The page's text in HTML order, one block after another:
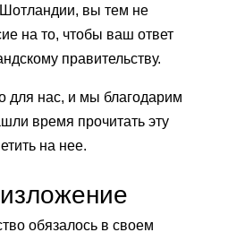
вы тем не
на то, чтобы ваш ответ
правительству.
для нас, и мы благодарим
время прочитать эту
на нее.
обязалось в своем